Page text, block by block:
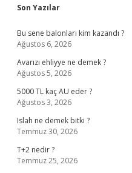
Sidebar
Son Yazılar
Bu sene balonları kim kazandı ?
Ağustos 6, 2026
Avarızı ehliyye ne demek ?
Ağustos 5, 2026
5000 TL kaç AU eder ?
Ağustos 3, 2026
Islah ne demek bitki ?
Temmuz 30, 2026
T+2 nedir ?
Temmuz 25, 2026